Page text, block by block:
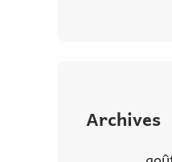
Archives